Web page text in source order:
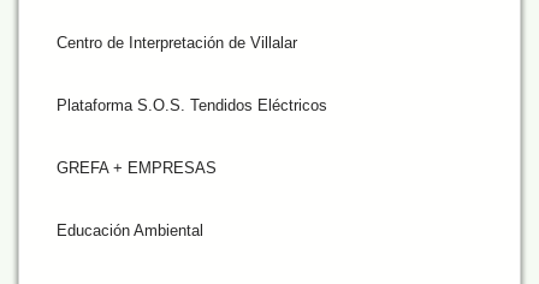
Centro de Interpretación de Villalar
Plataforma S.O.S. Tendidos Eléctricos
GREFA + EMPRESAS
Educación Ambiental